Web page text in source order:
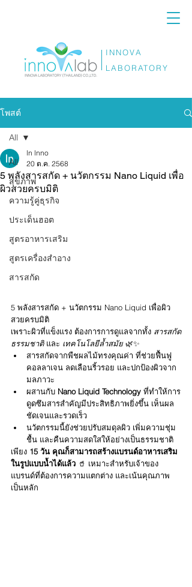
INNOVA
LABORATORY
โพสต์
All
สุขภาพ
ความรู้คู่ธุรกิจ
ประเด็นฮอต
สูตรอาหารเสริม
สูตรเครื่องสำอาง
สารสกัด
All
5 พลังสารสกัด + นวัตกรรม Nano Liquid เพื่อ
ผิวสวยครบมิติ
ln lnno
20 ต.ค. 2568
5 พลังสารสกัด + นวัตกรรม Nano Liquid เพื่อผิว
สวยครบมิติ
เพราะผิวที่แข็งแรง ต้องการการดูแลจากทั้ง สารสกัด
ธรรมชาติ และ เทคโนโลยีล้ำสมัย 🌿✨
สารสกัดจากพืชผลไม้ทรงคุณค่า ที่ช่วยฟื้นฟู
คอลลาเจน ลดเลือนริ้วรอย และปกป้องผิวจาก
มลภาวะ
ผสานกับ Nano Liquid Technology ที่ทำให้การ
ดูดซึมสารสำคัญมีประสิทธิภาพยิ่งขึ้น เห็นผล
ชัดเจนและรวดเร็ว
นวัตกรรมนี้ยังช่วยปรับสมดุลผิว เพิ่มความชุ่ม
ชื้น และคืนความสดใสให้อย่างเป็นธรรมชาติ
เพียง 15 วัน คุณก็สามารถสร้างแบรนด์อาหารเสริม
ในรูปแบบน้ำได้แล้ว 🥤 เหมาะสำหรับเจ้าของ
แบรนด์ที่ต้องการความแตกต่าง และเน้นคุณภาพ
เป็นหลัก